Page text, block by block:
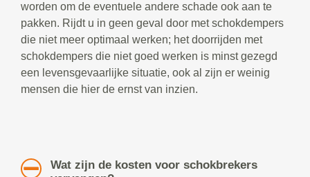
worden om de eventuele andere schade ook aan te
pakken. Rijdt u in geen geval door met schokdempers
die niet meer optimaal werken; het doorrijden met
schokdempers die niet goed werken is minst gezegd
een levensgevaarlijke situatie, ook al zijn er weinig
mensen die hier de ernst van inzien.
Wat zijn de kosten voor schokbrekers